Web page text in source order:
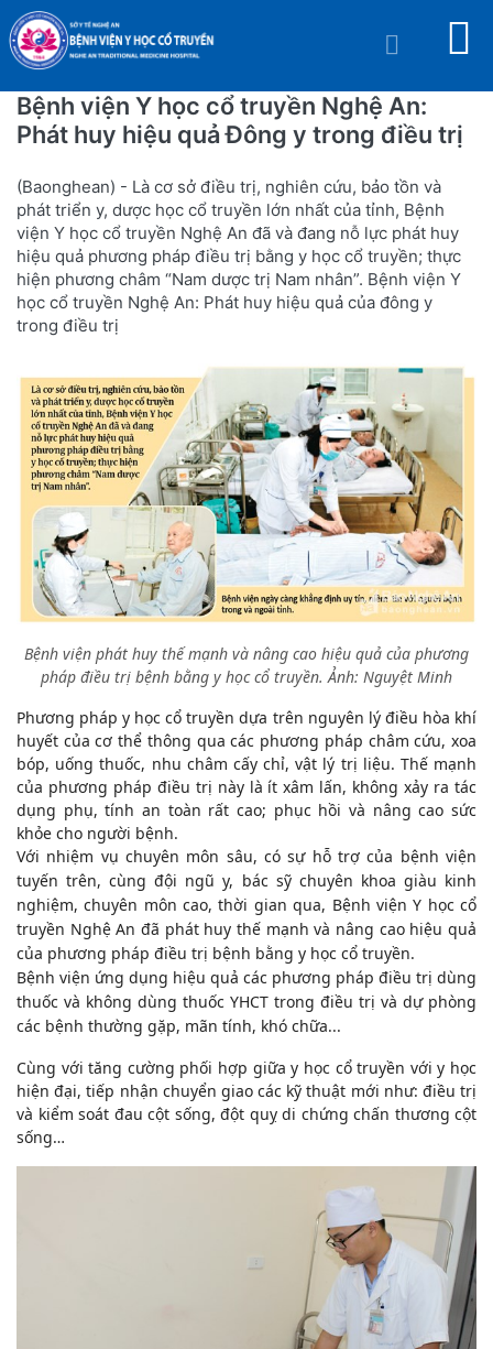
Bệnh viện Y học cổ truyền Nghệ An:
Phát huy hiệu quả Đông y trong điều trị
(Baonghean) - Là cơ sở điều trị, nghiên cứu, bảo tồn và
phát triển y, dược học cổ truyền lớn nhất của tỉnh, Bệnh
viện Y học cổ truyền Nghệ An đã và đang nỗ lực phát huy
hiệu quả phương pháp điều trị bằng y học cổ truyền; thực
hiện phương châm “Nam dược trị Nam nhân”. Bệnh viện Y
học cổ truyền Nghệ An: Phát huy hiệu quả của đông y
trong điều trị
Bệnh viện phát huy thế mạnh và nâng cao hiệu quả của phương
pháp điều trị bệnh bằng y học cổ truyền. Ảnh: Nguyệt Minh
Phương pháp y học cổ truyền dựa trên nguyên lý điều hòa khí
huyết của cơ thể thông qua các phương pháp châm cứu, xoa
bóp, uống thuốc, nhu châm cấy chỉ, vật lý trị liệu. Thế mạnh
của phương pháp điều trị này là ít xâm lấn, không xảy ra tác
dụng phụ, tính an toàn rất cao; phục hồi và nâng cao sức
khỏe cho người bệnh.
Với nhiệm vụ chuyên môn sâu, có sự hỗ trợ của bệnh viện
tuyến trên, cùng đội ngũ y, bác sỹ chuyên khoa giàu kinh
nghiệm, chuyên môn cao, thời gian qua, Bệnh viện Y học cổ
truyền Nghệ An đã phát huy thế mạnh và nâng cao hiệu quả
của phương pháp điều trị bệnh bằng y học cổ truyền.
Bệnh viện ứng dụng hiệu quả các phương pháp điều trị dùng
thuốc và không dùng thuốc YHCT trong điều trị và dự phòng
các bệnh thường gặp, mãn tính, khó chữa...
Cùng với tăng cường phối hợp giữa y học cổ truyền với y học
hiện đại, tiếp nhận chuyển giao các kỹ thuật mới như: điều trị
và kiểm soát đau cột sống, đột quỵ di chứng chấn thương cột
sống…